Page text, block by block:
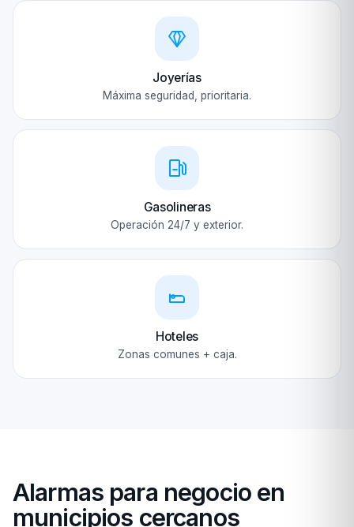
Joyerías
Máxima seguridad, prioritaria.
Gasolineras
Operación 24/7 y exterior.
Hoteles
Zonas comunes + caja.
Alarmas para negocio en
municipios cercanos